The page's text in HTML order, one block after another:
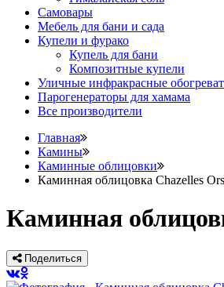
Самовары
Мебель для бани и сада
Купели и фурако
Купель для бани
Композитные купели
Уличные инфракрасные
Парогенераторы для хамама
Все производители
Главная
Камины
Каминные облицовки
Каминная облицовка Chazelles
Каминная
Поделиться